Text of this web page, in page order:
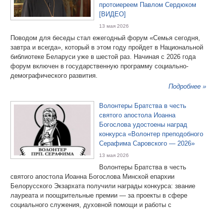
протоиереем Павлом Сердюком
[ВИДЕО]
13 мая 2026
Поводом для беседы стал ежегодный форум «Семья сегодня,
завтра и всегда», который в этом году пройдет в Национальной
библиотеке Беларуси уже в шестой раз. Начиная с 2026 года
форум включен в государственную программу социально-
демографического развития.
Подробнее »
Волонтеры Братства в честь
святого апостола Иоанна
Богослова удостоены наград
конкурса «Волонтер преподобного
Серафима Саровского — 2026»
13 мая 2026
Волонтеры Братства в честь
святого апостола Иоанна Богослова Минской епархии
Белорусского Экзархата получили награды конкурса: звание
лауреата и поощрительные премии — за проекты в сфере
социального служения, духовной помощи и работы с